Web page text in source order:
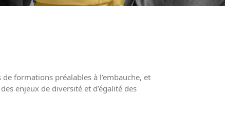
formations préalables à l’embauche, et
enjeux de diversité et d’égalité des